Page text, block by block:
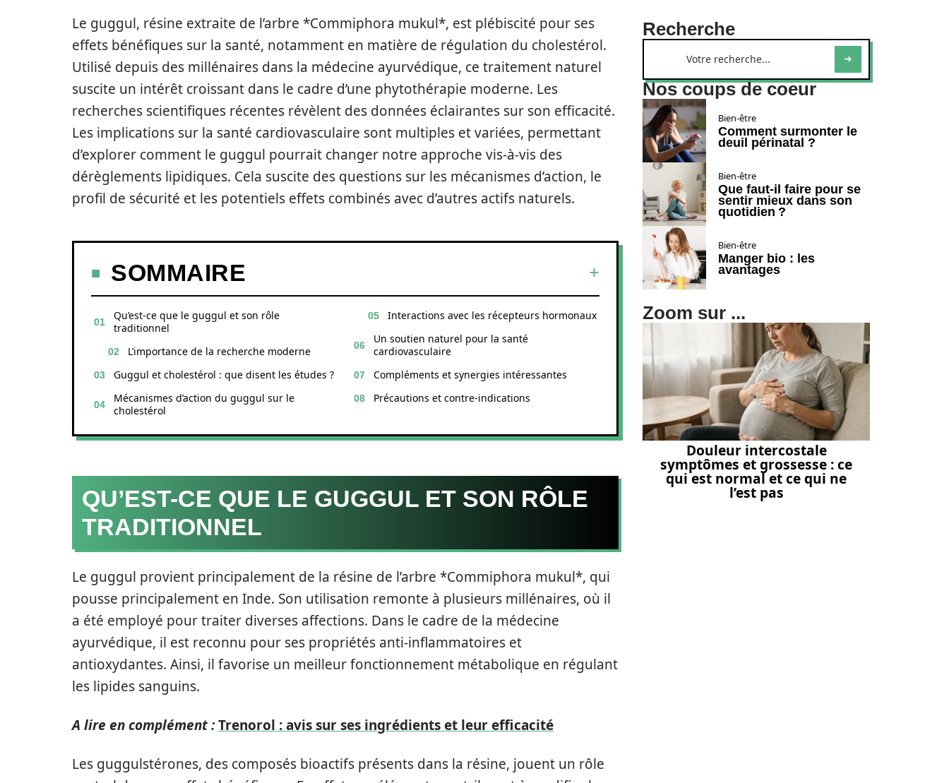
Le guggul, résine extraite de l’arbre *Commiphora mukul*, est plébiscité pour ses
effets bénéfiques sur la santé, notamment en matière de régulation du cholestérol.
Utilisé depuis des millénaires dans la médecine ayurvédique, ce traitement naturel
suscite un intérêt croissant dans le cadre d’une phytothérapie moderne. Les
recherches scientifiques récentes révèlent des données éclairantes sur son efficacité.
Les implications sur la santé cardiovasculaire sont multiples et variées, permettant
d’explorer comment le guggul pourrait changer notre approche vis-à-vis des
dérèglements lipidiques. Cela suscite des questions sur les mécanismes d’action, le
profil de sécurité et les potentiels effets combinés avec d’autres actifs naturels.
SOMMAIRE
Qu’est-ce que le guggul et son rôle
traditionnel
L’importance de la recherche moderne
Guggul et cholestérol : que disent les études ?
Mécanismes d’action du guggul sur le
cholestérol
Interactions avec les récepteurs hormonaux
Un soutien naturel pour la santé
cardiovasculaire
Compléments et synergies intéressantes
Précautions et contre-indications
QU’EST-CE QUE LE GUGGUL ET SON RÔLE
TRADITIONNEL
Le guggul provient principalement de la résine de l’arbre *Commiphora mukul*, qui
pousse principalement en Inde. Son utilisation remonte à plusieurs millénaires, où il
a été employé pour traiter diverses affections. Dans le cadre de la médecine
ayurvédique, il est reconnu pour ses propriétés anti-inflammatoires et
antioxydantes. Ainsi, il favorise un meilleur fonctionnement métabolique en régulant
les lipides sanguins.
A lire en complément :Trenorol : avis sur ses ingrédients et leur efficacité
Les guggulstérones, des composés bioactifs présents dans la résine, jouent un rôle
Recherche
Nos coups de coeur
Bien-être
Comment surmonter le
deuil périnatal ?
Bien-être
Que faut-il faire pour se
sentir mieux dans son
quotidien ?
Bien-être
Manger bio : les
avantages
Zoom sur ...
Douleur intercostale
symptômes et grossesse : ce
qui est normal et ce qui ne
l’est pas